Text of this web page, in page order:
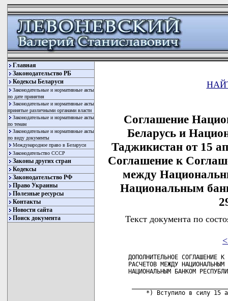
Главная
Законодательство РБ
Кодексы Беларуси
Законодательные и нормативные акты
по дате принятия
Законодательные и нормативные акты
принятые различными органами власти
Законодательные и нормативные акты
по темам
Законодательные и нормативные акты
по виду документы
Международное право в Беларуси
Законодательство СССР
Законы других стран
Кодексы
Законодательство РФ
Право Украины
Полезные ресурсы
Контакты
Новости сайта
Поиск документа
Соглашение
Беларусь и
Таджикистан от 15
Соглашение к
между
Национальным
Текст документа по
ДОПОЛНИТЕЛЬНОЕ СОГЛАШЕНИЕ
РАСЧЕТОВ МЕЖДУ
НАЦИОНАЛЬНЫМ БАНКОМ
*) Вступило в силу 15